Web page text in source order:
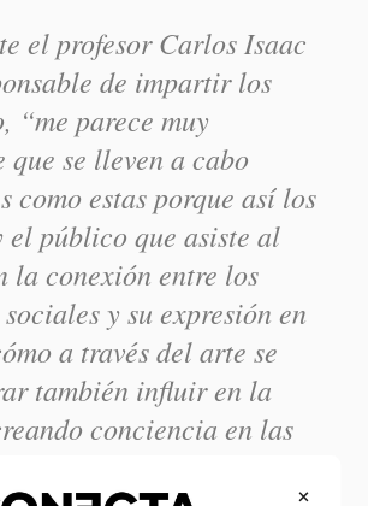
el profesor Carlos Isaac
de impartir los
“me parece muy
que se lleven a cabo
como estas porque así los
el público que asiste al
la conexión entre los
y su expresión en
a través del arte se
también influir en la
conciencia en las
×